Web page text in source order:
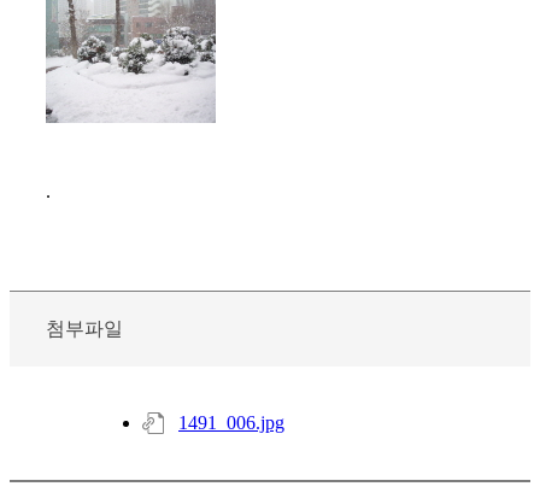
.
첨부파일
1491_006.jpg